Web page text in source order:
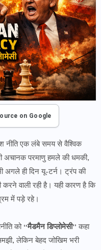
on Google
नीति एक लंबे समय से वैश्विक
अचानक परमाणु हमले की धमकी,
अगले ही दिन यू-टर्न। ट्रंप की
वाली रही है। यही कारण है कि
में पड़े रहे।
को “मैडमैन डिप्लोमेसी” कहा
लेकिन बेहद जोखिम भरी